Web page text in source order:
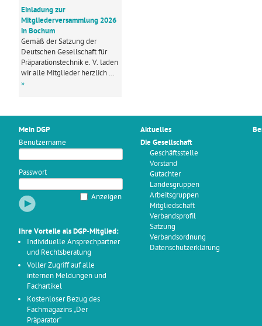
Einladung zur
Mitgliederversammlung 2026
in Bochum
Gemäß der Satzung der
Deutschen Gesellschaft für
Präparationstechnik e. V. laden
wir alle Mitglieder herzlich …
»
Mein DGP
Benutzername
Passwort
Anzeigen
Ihre Vorteile als DGP-Mitglied:
Individuelle Ansprechpartner
und Rechtsberatung
Voller Zugriff auf alle
internen Meldungen und
Fachartikel
Kostenloser Bezug des
Fachmagazins „Der
Präparator“
Aktuelles
Die Gesellschaft
Geschäftsstelle
Vorstand
Gutachter
Landesgruppen
Arbeitsgruppen
Mitgliedschaft
Verbandsprofil
Satzung
Verbandsordnung
Datenschutzerklärung